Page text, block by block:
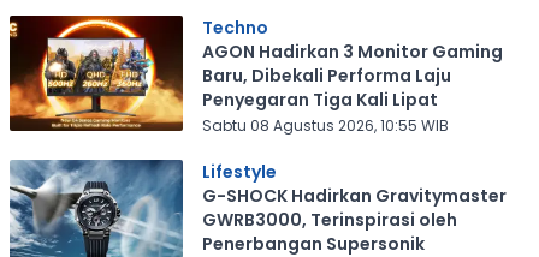
Techno
AGON Hadirkan 3 Monitor Gaming
Baru, Dibekali Performa Laju
Penyegaran Tiga Kali Lipat
Sabtu 08 Agustus 2026, 10:55 WIB
Lifestyle
G-SHOCK Hadirkan Gravitymaster
GWRB3000, Terinspirasi oleh
Penerbangan Supersonik